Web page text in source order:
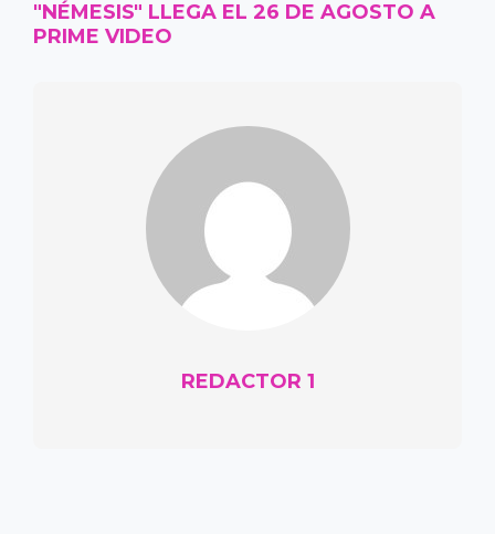
"NÉMESIS" LLEGA EL 26 DE AGOSTO A
PRIME VIDEO
REDACTOR 1